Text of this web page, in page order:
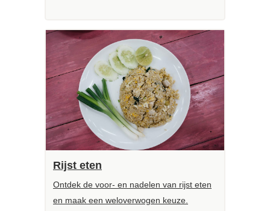
Rijst eten
Ontdek de voor- en nadelen van rijst eten
en maak een weloverwogen keuze.